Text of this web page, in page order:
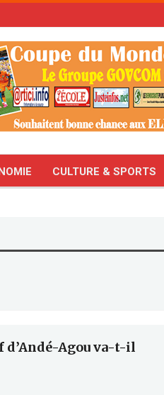
CULTURE & SPORTS
d’Andé-Agou va-t-il